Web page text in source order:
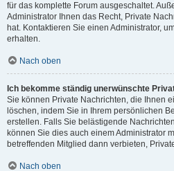
für das komplette Forum ausgeschaltet.
Administrator Ihnen das Recht, Private
hat. Kontaktieren Sie einen Administrator,
erhalten.
Nach oben
Ich bekomme ständig unerwünschte
Sie können Private Nachrichten, die Ihnen
löschen, indem Sie in Ihrem persönlichen
erstellen. Falls Sie belästigende
können Sie dies auch einem Administrator
betreffenden Mitglied dann verbieten,
Nach oben